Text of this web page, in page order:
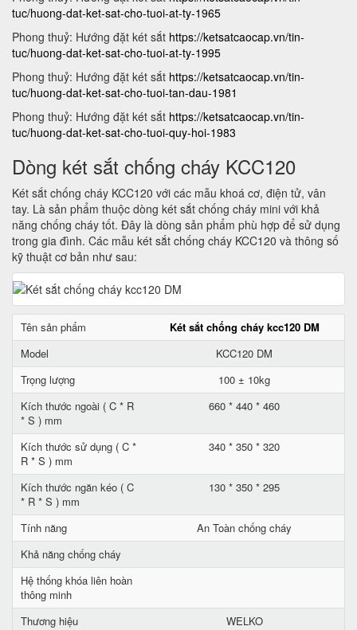
tuc/huong-dat-ket-sat-cho-tuoi-at-ty-1965
Phong thuỷ: Hướng đặt két sắt https://ketsatcaocap.vn/tin-
tuc/huong-dat-ket-sat-cho-tuoi-at-ty-1995
Phong thuỷ: Hướng đặt két sắt https://ketsatcaocap.vn/tin-
tuc/huong-dat-ket-sat-cho-tuoi-tan-dau-1981
Phong thuỷ: Hướng đặt két sắt https://ketsatcaocap.vn/tin-
tuc/huong-dat-ket-sat-cho-tuoi-quy-hoi-1983
Dòng két sắt chống cháy KCC120
Két sắt chống cháy KCC120 với các mẫu khoá cơ, điện tử, vân
tay. Là sản phẩm thuộc dòng két sắt chống cháy mini với khả
năng chống cháy tốt. Đây là dòng sản phẩm phù hợp để sử dụng
trong gia đình. Các mẫu két sắt chống cháy KCC120 và thông số
kỹ thuật cơ bản như sau:
Tên sản phẩm
Két sắt chống cháy kcc120 DM
Model
KCC120 DM
Trọng lượng
100 ± 10kg
Kích thước ngoài ( C * R
* S ) mm
660 * 440 * 460
Kích thước sử dụng ( C *
R * S ) mm
340 * 350 * 320
Kích thước ngăn kéo ( C
* R * S ) mm
130 * 350 * 295
Tính năng
An Toàn chống cháy
Khả năng chống cháy
Hệ thống khóa liên hoàn
thông minh
Thương hiệu
WELKO